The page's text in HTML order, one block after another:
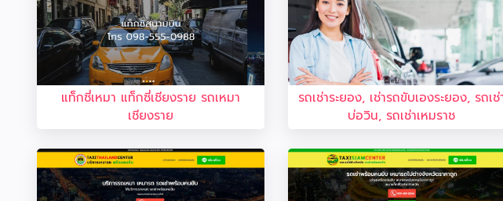
แท็กซี่เหมา แท็กซี่เชียงราย รถเหมา
เชียงราย
รถเช่าระยอง, เช่ารถขับเองระยอง, รถเช่
บ่อวิน, รถเช่าเหมราช